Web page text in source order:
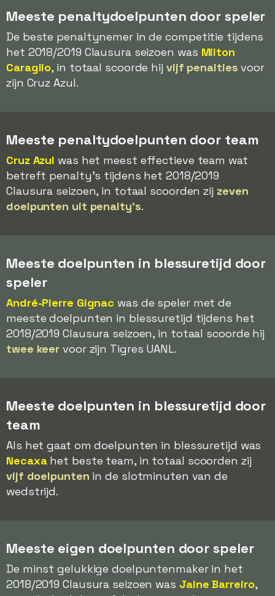
Meeste penaltydoelpunten door speler
De beste penaltynemer in de competitie tijdens
het 2018/2019 Clausura seizoen was Milton
Caraglio, in totaal scoorde hij vijf penalties voor
zijn Cruz Azul.
Meeste penaltydoelpunten door team
Cruz Azul was het meest effectieve team wat
betreft penalty's tijdens het 2018/2019
Clausura seizoen, in totaal scoorden zij zeven
doelpunten uit penalty's.
Meeste doelpunten in blessuretijd door
speler
André-Pierre Gignac was de speler met de
meeste doelpunten in blessuretijd tijdens het
2018/2019 Clausura seizoen, in totaal scoorde hij
twee keer voor zijn Tigres UANL.
Meeste doelpunten in blessuretijd door
team
Als het gaat om doelpunten in blessuretijd was
Necaxahet beste team, in totaal scoorden zij
vijf doelpunten in de slotminuten van de
wedstrijd.
Meeste eigen doelpunten door speler
De minst gelukkige doelpuntenmaker in het
2018/2019 Clausura seizoen was Jaine Barreiro,